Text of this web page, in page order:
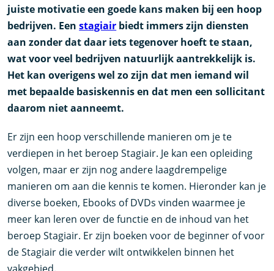
juiste motivatie een goede kans maken bij een hoop
bedrijven. Eenstagiair biedt immers zijn diensten
aan zonder dat daar iets tegenover hoeft te staan,
wat voor veel bedrijven natuurlijk aantrekkelijk is.
Het kan overigens wel zo zijn dat men iemand wil
met bepaalde basiskennis en dat men een sollicitant
daarom niet aanneemt.
Er zijn een hoop verschillende manieren om je te
verdiepen in het beroep Stagiair. Je kan een opleiding
volgen, maar er zijn nog andere laagdrempelige
manieren om aan die kennis te komen. Hieronder kan je
diverse boeken, Ebooks of DVDs vinden waarmee je
meer kan leren over de functie en de inhoud van het
beroep Stagiair. Er zijn boeken voor de beginner of voor
de Stagiair die verder wilt ontwikkelen binnen het